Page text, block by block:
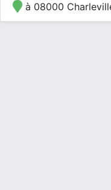
à 08000